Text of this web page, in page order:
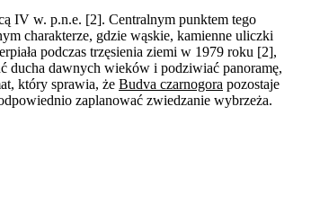
IV w. p.n.e. [2]. Centralnym punktem tego
charakterze, gdzie wąskie, kamienne uliczki
podczas trzęsienia ziemi w 1979 roku [2],
ducha dawnych wieków i podziwiać panoramę,
który sprawia, że Budva czarnogora pozostaje
zaplanować zwiedzanie wybrzeża.